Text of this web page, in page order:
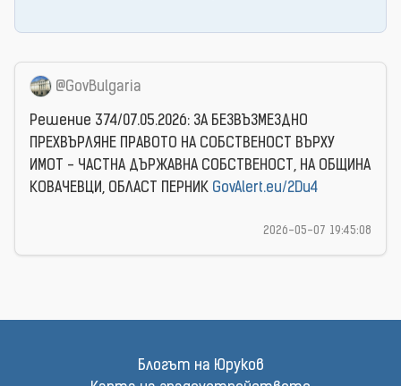
@GovBulgaria
Решение 374/07.05.2026: ЗА БЕЗВЪЗМЕЗДНО
ПРЕХВЪРЛЯНЕ ПРАВОТО НА СОБСТВЕНОСТ ВЪРХУ
ИМОТ - ЧАСТНА ДЪРЖАВНА СОБСТВЕНОСТ, НА ОБЩИНА
КОВАЧЕВЦИ, ОБЛАСТ ПЕРНИК GovAlert.eu/2Du4
2026-05-07 19:45:08
Блогът на Юруков